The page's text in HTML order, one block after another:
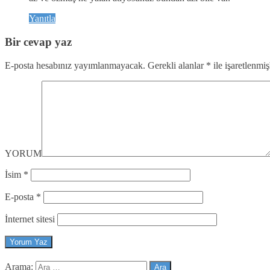
Yanıtla
Bir cevap yaz
E-posta hesabınız yayımlanmayacak. Gerekli alanlar * ile
YORUM
İsim *
E-posta *
İnternet sitesi
Arama: